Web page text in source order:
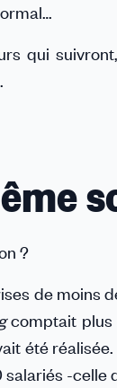
qui
?
de moins
comptait plus
été
-celle